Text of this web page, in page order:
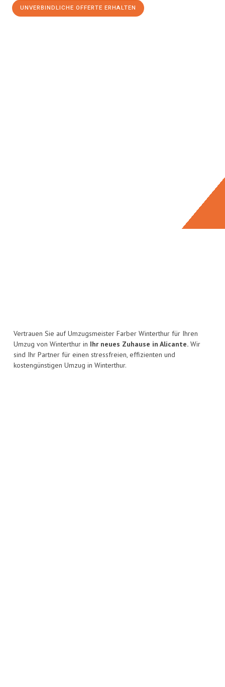
UNVERBINDLICHE OFFERTE ERHALTEN
Vertrauen Sie auf Umzugsmeister Farber Winterthur für Ihren
Umzug von Winterthur in Ihr neues Zuhause in Alicante. Wir
sind Ihr Partner für einen stressfreien, effizienten und
kostengünstigen Umzug in Winterthur.